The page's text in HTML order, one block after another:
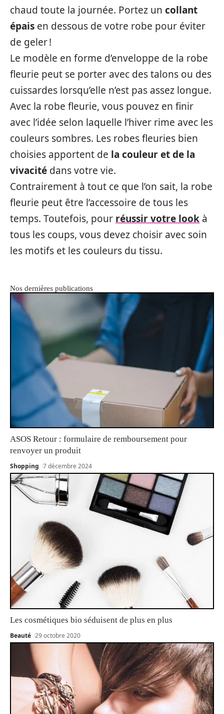
chaud toute la journée. Portez un collant
épais en dessous de votre robe pour éviter
de geler !
Le modèle en forme d’enveloppe de la robe
fleurie peut se porter avec des talons ou des
cuissardes lorsqu’elle n’est pas assez longue.
Avec la robe fleurie, vous pouvez en finir
avec l’idée selon laquelle l’hiver rime avec les
couleurs sombres. Les robes fleuries bien
choisies apportent de la couleur et de la
vivacité dans votre vie.
Contrairement à tout ce que l’on sait, la robe
fleurie peut être l’accessoire de tous les
temps. Toutefois, pour réussir votre look à
tous les coups, vous devez choisir avec soin
les motifs et les couleurs du tissu.
Nos dernières publications
ASOS Retour : formulaire de remboursement pour
renvoyer un produit
Shopping 7 décembre 2024
Les cosmétiques bio séduisent de plus en plus
Beauté 29 octobre 2020